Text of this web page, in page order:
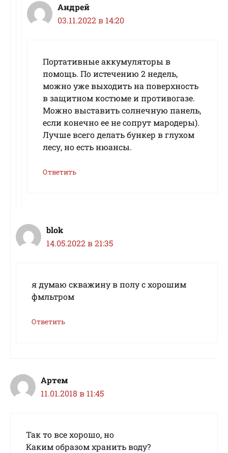
Андрей
03.11.2022 в 14:20
Портативные аккумуляторы в
помощь. По истечению 2 недель,
можно уже выходить на поверхность
в защитном костюме и противогазе.
Можно выставить солнечную панель,
если конечно ее не сопрут мародеры).
Лучше всего делать бункер в глухом
лесу, но есть нюансы.
Ответить
blok
14.05.2022 в 21:35
я думаю скважину в полу с хорошим
фмльтром
Ответить
Артем
11.01.2018 в 11:45
Так то все хорошо, но
Каким образом хранить воду?